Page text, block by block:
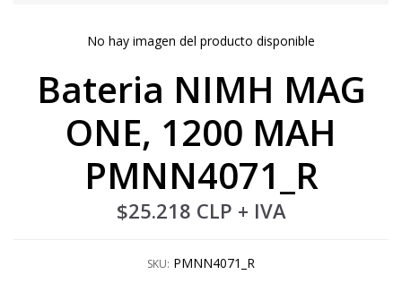
No hay imagen del producto disponible
Bateria NIMH MAG
ONE, 1200 MAH
PMNN4071_R
$25.218 CLP + IVA
SKU: PMNN4071_R